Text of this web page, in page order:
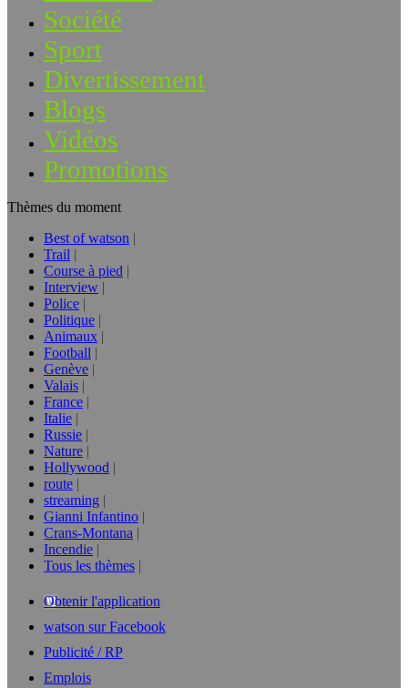
Société
Sport
Divertissement
Blogs
Vidéos
Promotions
Thèmes du moment
Best of watson
Trail
Course à pied
Interview
Police
Politique
Animaux
Football
Genève
Valais
France
Italie
Russie
Nature
Hollywood
route
streaming
Gianni Infantino
Crans-Montana
Incendie
Tous les thèmes
Obtenir l'application
watson sur Facebook
Publicité / RP
Emplois